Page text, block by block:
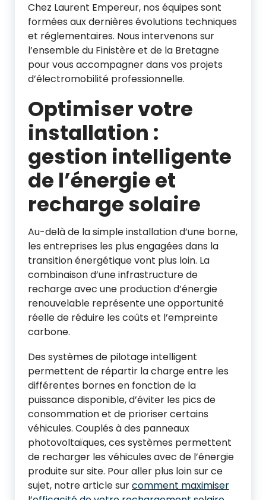
Chez Laurent Empereur, nos équipes sont
formées aux dernières évolutions techniques
et réglementaires. Nous intervenons sur
l’ensemble du Finistère et de la Bretagne
pour vous accompagner dans vos projets
d’électromobilité professionnelle.
Optimiser votre
installation :
gestion intelligente
de l’énergie et
recharge solaire
Au-delà de la simple installation d’une borne,
les entreprises les plus engagées dans la
transition énergétique vont plus loin. La
combinaison d’une infrastructure de
recharge avec une production d’énergie
renouvelable représente une opportunité
réelle de réduire les coûts et l’empreinte
carbone.
Des systèmes de pilotage intelligent
permettent de répartir la charge entre les
différentes bornes en fonction de la
puissance disponible, d’éviter les pics de
consommation et de prioriser certains
véhicules. Couplés à des panneaux
photovoltaïques, ces systèmes permettent
de recharger les véhicules avec de l’énergie
produite sur site. Pour aller plus loin sur ce
sujet, notre article surcomment maximiser